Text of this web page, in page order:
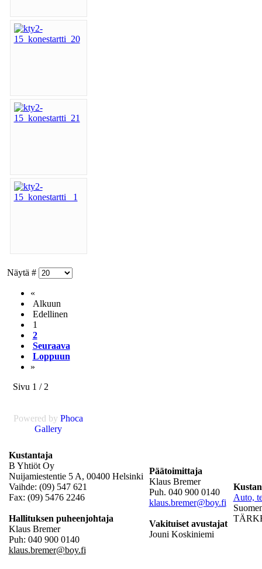
Näytä #
«
Alkuun
Edellinen
1
2
Seuraava
Loppuun
»
Sivu 1 / 2
Powered by Phoca
Gallery
Kustantaja
B Yhtiöt Oy
Nuijamiestentie 5 A, 00400 Helsinki
Vaihde: (09) 547 621
Fax: (09) 5476 2246
Hallituksen puheenjohtaja
Klaus Bremer
Puh: 040 900 0140
klaus.bremer@boy.fi
Päätoimittaja
Klaus Bremer
Puh. 040 900 0140
klaus.bremer@boy.fi
Vakituiset avustajat
Jouni Koskiniemi
Auto,